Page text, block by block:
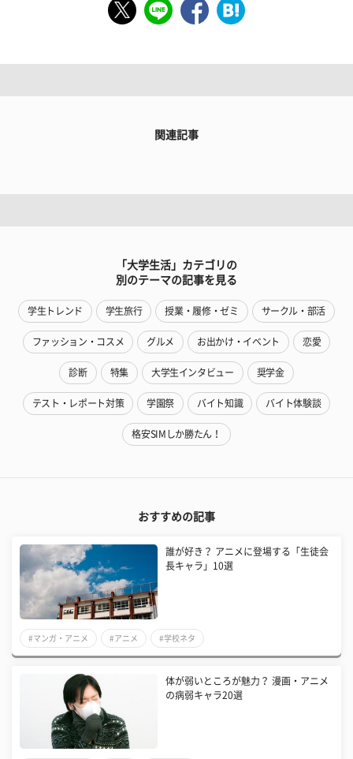
関連記事
「大学生活」カテゴリの
別のテーマの記事を見る
学生トレンド 学生旅行 授業・履修・ゼミ サークル・部活
ファッション・コスメ グルメ お出かけ・イベント 恋愛
診断 特集 大学生インタビュー 奨学金
テスト・レポート対策 学園祭 バイト知識 バイト体験談
格安SIMしか勝たん！
おすすめの記事
誰が好き？ アニメに登場する「生徒会
長キャラ」10選
#マンガ・アニメ #アニメ #学校ネタ
体が弱いところが魅力？ 漫画・アニメ
の病弱キャラ20選